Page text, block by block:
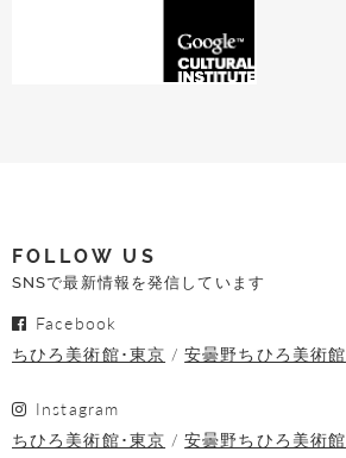
FOLLOW US
SNSで最新情報を発信しています
Facebook
ちひろ美術館･東京
安曇野ちひろ美術館
Instagram
ちひろ美術館･東京
安曇野ちひろ美術館